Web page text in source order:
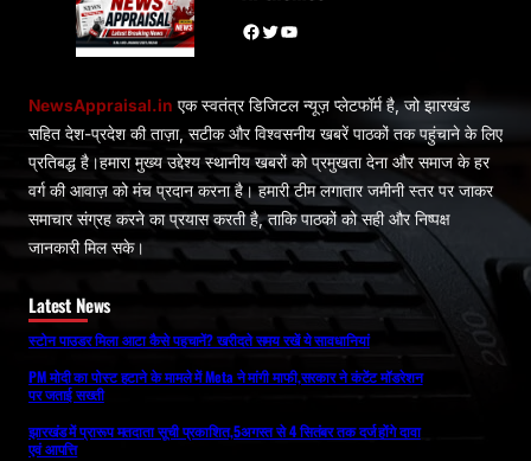
Facebook Twitter YouTube
NewsAppraisal.in एक स्वतंत्र डिजिटल न्यूज़ प्लेटफॉर्म है, जो झारखंड
सहित देश-प्रदेश की ताज़ा, सटीक और विश्वसनीय खबरें पाठकों तक पहुंचाने के लिए
प्रतिबद्ध है।हमारा मुख्य उद्देश्य स्थानीय खबरों को प्रमुखता देना और समाज के हर
वर्ग की आवाज़ को मंच प्रदान करना है। हमारी टीम लगातार जमीनी स्तर पर जाकर
समाचार संग्रह करने का प्रयास करती है, ताकि पाठकों को सही और निष्पक्ष
जानकारी मिल सके।
Latest News
स्टोन पाउडर मिला आटा कैसे पहचानें? खरीदते समय रखें ये सावधानियां
PM मोदी का पोस्ट हटाने के मामले में Meta ने मांगी माफी,सरकार ने कंटेंट मॉडरेशन
पर जताई सख्ती
झारखंड में प्रारूप मतदाता सूची प्रकाशित,5अगस्त से 4 सितंबर तक दर्ज होंगे दावा
एवं आपत्ति